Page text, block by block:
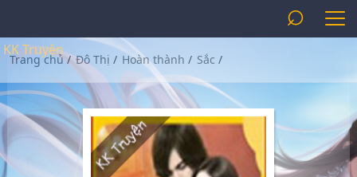
KK Truyện
⌕
Trang chủ/ Đô Thị / Hoàn thành / Sắc /